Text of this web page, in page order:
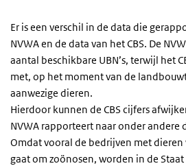
Er is een verschil in de data die
NVWA en de data van het CBS. De
aantal beschikbare UBN’s, terwijl het
met, op het moment van de
aanwezige dieren.
Hierdoor kunnen de CBS cijfers
NVWA rapporteert naar onder andere
Omdat vooral de bedrijven met dieren
gaat om zoönosen, worden in de